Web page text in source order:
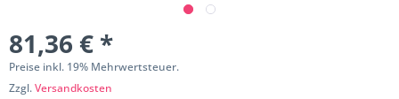
81,36 € *
Preise inkl. 19% Mehrwertsteuer.
Zzgl.Versandkosten